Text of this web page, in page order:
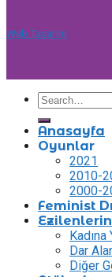
Web Tasarım
Anasayfa
Oyunlar
2021
2010-
2000-
Feminist
Dar
Diğer